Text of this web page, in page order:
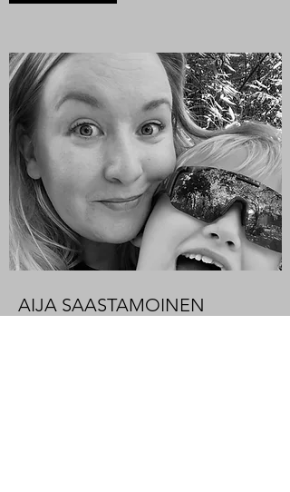
AIJA SAASTAMOINEN